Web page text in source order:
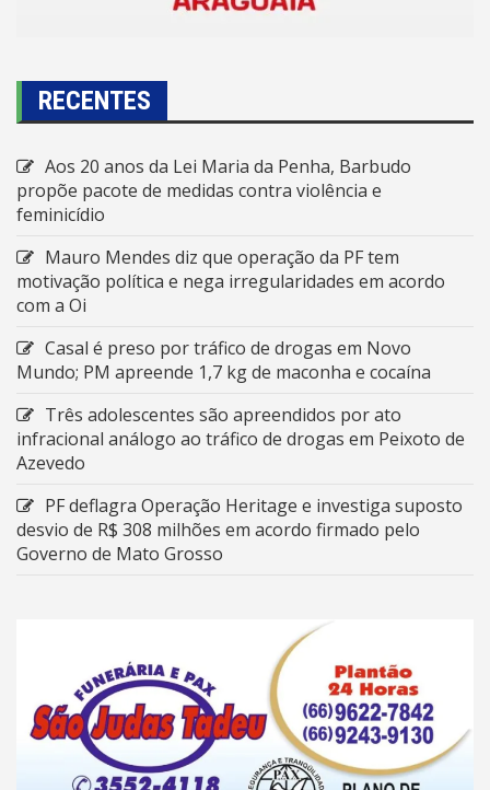
RECENTES
Aos 20 anos da Lei Maria da Penha, Barbudo
propõe pacote de medidas contra violência e
feminicídio
Mauro Mendes diz que operação da PF tem
motivação política e nega irregularidades em acordo
com a Oi
Casal é preso por tráfico de drogas em Novo
Mundo; PM apreende 1,7 kg de maconha e cocaína
Três adolescentes são apreendidos por ato
infracional análogo ao tráfico de drogas em Peixoto de
Azevedo
PF deflagra Operação Heritage e investiga suposto
desvio de R$ 308 milhões em acordo firmado pelo
Governo de Mato Grosso